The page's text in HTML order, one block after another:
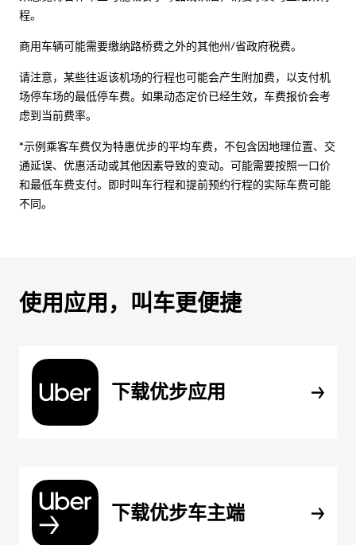
程。
商用车辆可能需要缴纳路桥费之外的其他州/省政府税费。
请注意，某些往返该机场的行程也可能会产生附加费，以支付机
场停车场的最低停车费。如果动态定价已经生效，车费报价会考
虑到当前费率。
*示例乘客车费仅为特惠优步的平均车费，不包含因地理位置、交
通延误、优惠活动或其他因素导致的变动。可能需要按照一口价
和最低车费支付。即时叫车行程和提前预约行程的实际车费可能
不同。
使用应用，叫车更便捷
下载优步应用
下载优步车主端